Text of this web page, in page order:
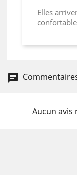
Elles
Aucun avis